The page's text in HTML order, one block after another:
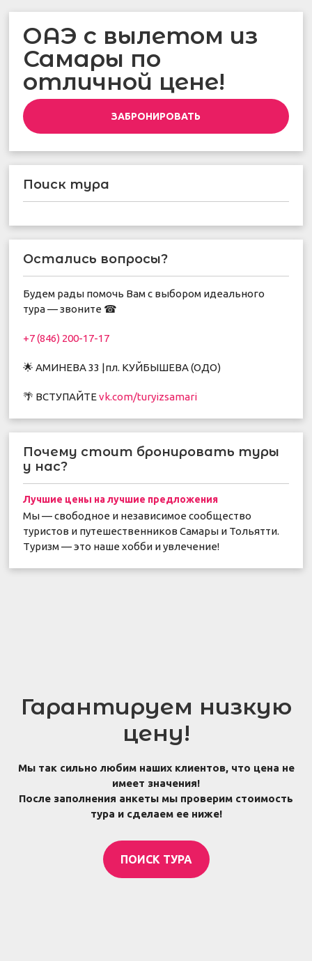
ОАЭ с вылетом из
Самары по
отличной цене!
ЗАБРОНИРОВАТЬ
Поиск тура
Остались вопросы?
Будем рады помочь Вам с выбором идеального
тура — звоните ☎
+7 (846) 200-17-17
🌟 АМИНЕВА 33 |пл. КУЙБЫШЕВА (ОДО)
🌴 ВСТУПАЙТЕvk.com/turyizsamari
Почему стоит бронировать туры
у нас?
Лучшие цены на лучшие предложения
Мы — свободное и независимое сообщество
туристов и путешественников Самары и Тольятти.
Туризм — это наше хобби и увлечение!
Гарантируем низкую
цену!
Мы так сильно любим наших клиентов, что цена не
имеет значения!
После заполнения анкеты мы проверим стоимость
тура и сделаем ее ниже!
ПОИСК ТУРА